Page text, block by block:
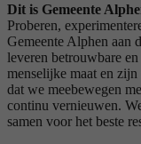
Dit is Gemeente
Proberen,
Gemeente Alphen aan
leveren betrouwbare
menselijke maat en
dat we meebewegen
continu vernieuwen.
samen voor het beste